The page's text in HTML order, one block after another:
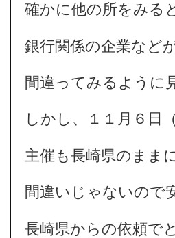
確かに他の所をみる
銀行関係の企業など
間違ってみるように
しかし、１１月６日
主催も長崎県のまま
間違いじゃないので
長崎県からの依頼で